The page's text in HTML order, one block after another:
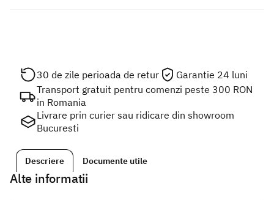
30 de zile perioada de retur
Garantie 24 luni
Transport gratuit pentru comenzi peste 300 RON
in Romania
Livrare prin curier sau ridicare din showroom
Bucuresti
Descriere Documente utile
Alte informatii